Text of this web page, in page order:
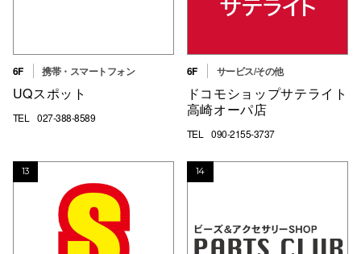
6F 携帯・スマートフォン
UQスポット
TEL 027-388-8589
6F サービス/その他
ドコモショップサテライト
高崎オーパ店
TEL 090-2155-3737
13 14